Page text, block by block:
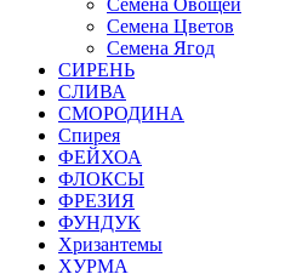
Семена Овощей
Семена Цветов
Семена Ягод
СИРЕНЬ
СЛИВА
СМОРОДИНА
Спирея
ФЕЙХОА
ФЛОКСЫ
ФРЕЗИЯ
ФУНДУК
Хризантемы
ХУРМА